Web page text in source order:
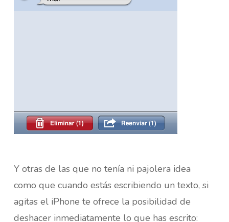
Y otras de las que no tenía ni pajolera idea
como que cuando estás escribiendo un texto, si
agitas el iPhone te ofrece la posibilidad de
deshacer inmediatamente lo que has escrito: